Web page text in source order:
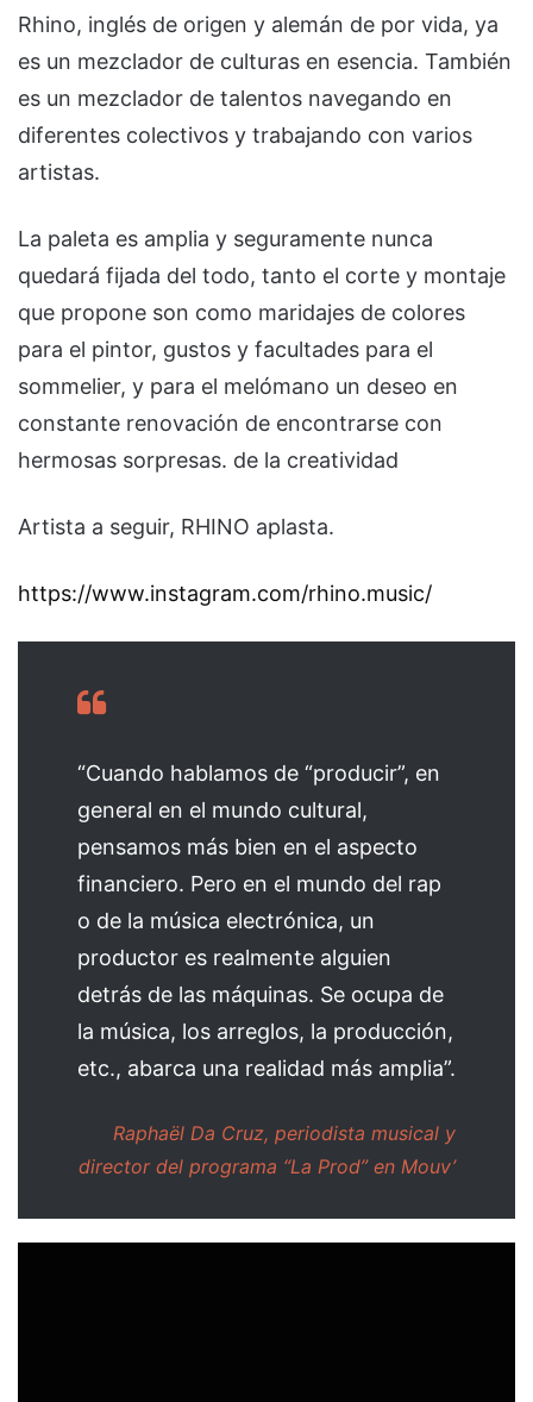
Rhino, inglés de origen y alemán de por vida, ya
es un mezclador de culturas en esencia. También
es un mezclador de talentos navegando en
diferentes colectivos y trabajando con varios
artistas.
La paleta es amplia y seguramente nunca
quedará fijada del todo, tanto el corte y montaje
que propone son como maridajes de colores
para el pintor, gustos y facultades para el
sommelier, y para el melómano un deseo en
constante renovación de encontrarse con
hermosas sorpresas. de la creatividad
Artista a seguir, RHINO aplasta.
https://www.instagram.com/rhino.music/
“Cuando hablamos de “producir”, en
general en el mundo cultural,
pensamos más bien en el aspecto
financiero. Pero en el mundo del rap
o de la música electrónica, un
productor es realmente alguien
detrás de las máquinas. Se ocupa de
la música, los arreglos, la producción,
etc., abarca una realidad más amplia”.
Raphaël Da Cruz, periodista musical y
director del programa “La Prod” en Mouv’